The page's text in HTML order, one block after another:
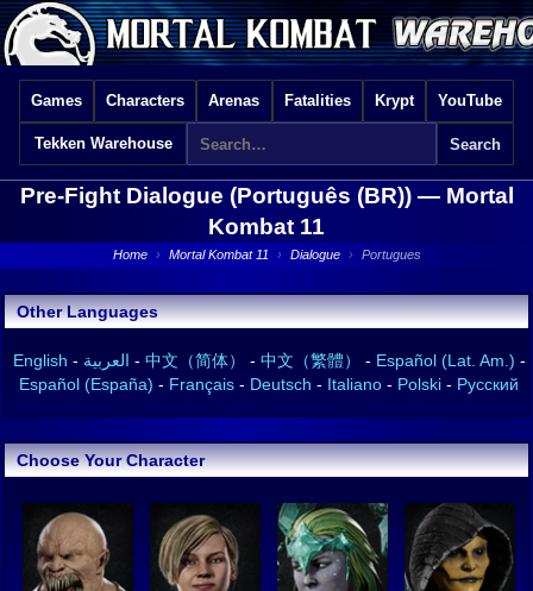
Games Characters Arenas Fatalities Krypt YouTube
Tekken Warehouse
Pre-Fight Dialogue (Português (BR)) — Mortal
Kombat 11
Home › Mortal Kombat 11 › Dialogue › Portugues
Other Languages
English - العربية - 中文（简体） - 中文（繁體） - Español (Lat. Am.) -
Español (España) - Français - Deutsch - Italiano - Polski - Русский
Choose Your Character